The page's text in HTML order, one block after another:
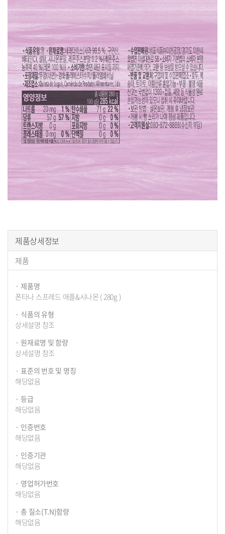
구
매
정
제품상세정보
제품
제품명
폰타나 스프레드 애플&시나몬 ( 280g )
식품의 유형
상세설명 참조
원재료명 및 함량
상세설명 참조
표준의 번호 및 명칭
해당없음
등급
해당없음
인증번호
해당없음
인증기관
해당없음
영업허가번호
해당없음
총 질소(T.N)함량
해당없음